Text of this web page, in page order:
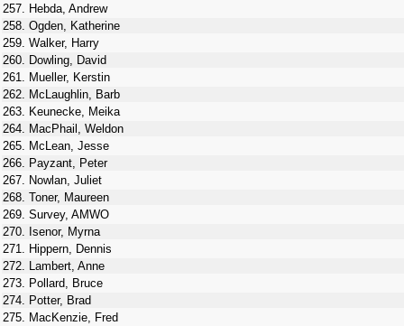
257. Hebda, Andrew
258. Ogden, Katherine
259. Walker, Harry
260. Dowling, David
261. Mueller, Kerstin
262. McLaughlin, Barb
263. Keunecke, Meika
264. MacPhail, Weldon
265. McLean, Jesse
266. Payzant, Peter
267. Nowlan, Juliet
268. Toner, Maureen
269. Survey, AMWO
270. Isenor, Myrna
271. Hippern, Dennis
272. Lambert, Anne
273. Pollard, Bruce
274. Potter, Brad
275. MacKenzie, Fred